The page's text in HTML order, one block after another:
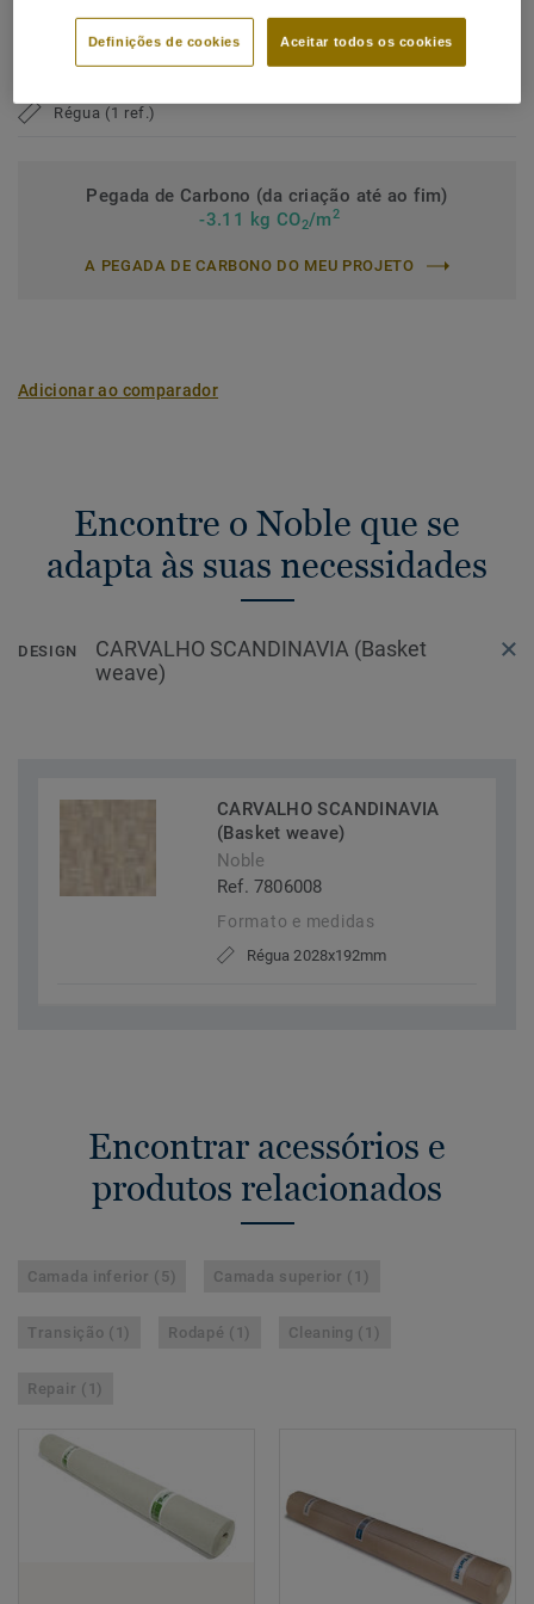
Carácter: Lively
Nome Latino:Quercus Robur & Quercus Petraea
Régua (1 ref.)
Pegada de Carbono (da criação até ao fim)
-3.11 kg CO2/m2
A PEGADA DE CARBONO DO MEU PROJETO
Adicionar ao comparador
Encontre o Noble que se
adapta às suas necessidades
DESIGN
CARVALHO SCANDINAVIA (Basket
weave)
CARVALHO SCANDINAVIA
(Basket weave)
Noble
Ref. 7806008
Formato e medidas
Régua 2028x192mm
Encontrar acessórios e
produtos relacionados
Camada inferior (5) Camada superior (1)
Transição (1) Rodapé (1) Cleaning (1)
Repair (1)
Aceitar todos os cookies
Definições de cookies